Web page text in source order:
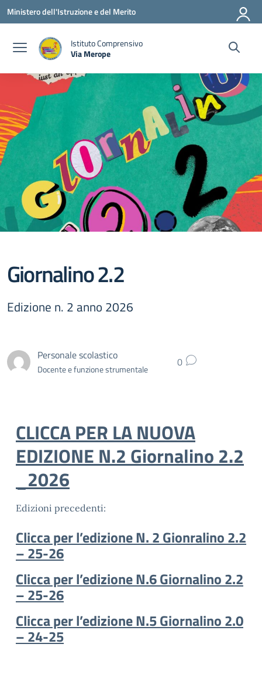
Vai ai contenuti
Vai al menu di navigazione
Vai al footer
Ministero dell'Istruzione e del Merito
Istituto Comprensivo
Via Merope
Giornalino 2.2
Edizione n. 2 anno 2026
Personale scolastico
Docente e funzione strumentale 0
CLICCA PER LA NUOVA
EDIZIONE N.2 Giornalino 2.2
_2026
Edizioni precedenti:
Clicca per l’edizione N. 2 Gionralino 2.2
– 25-26
Clicca per l’edizione N.6 Giornalino 2.2
– 25-26
Clicca per l’edizione N.5 Giornalino 2.0
– 24-25